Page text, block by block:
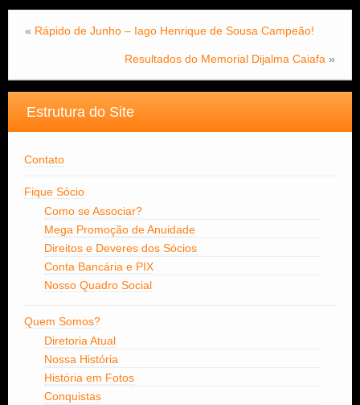
« Rápido de Junho – Iago Henrique de Sousa Campeão!
Resultados do Memorial Dijalma Caiafa »
Estrutura do Site
Contato
Fique Sócio
Como se Associar?
Mega Promoção de Anuidade
Direitos e Deveres dos Sócios
Conta Bancária e PIX
Nosso Quadro Social
Quem Somos?
Diretoria Atual
Nossa História
História em Fotos
Conquistas